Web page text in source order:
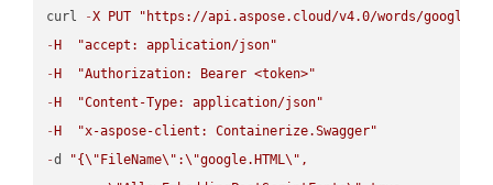
curl
-X PUT
"https://api.aspose.cloud/v4.0/words/
- H
"accept: application/json"
- H
"Authorization: Bearer <token>"
- H
"Content-Type: application/json"
- H
"x-aspose-client: Containerize.Swagger"
-d "{\" FileName\" :\"google.HTML\" ,